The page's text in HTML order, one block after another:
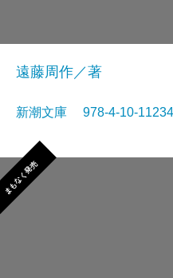
遠藤周作／著
新潮文庫 978-4-10-
まもなく発売